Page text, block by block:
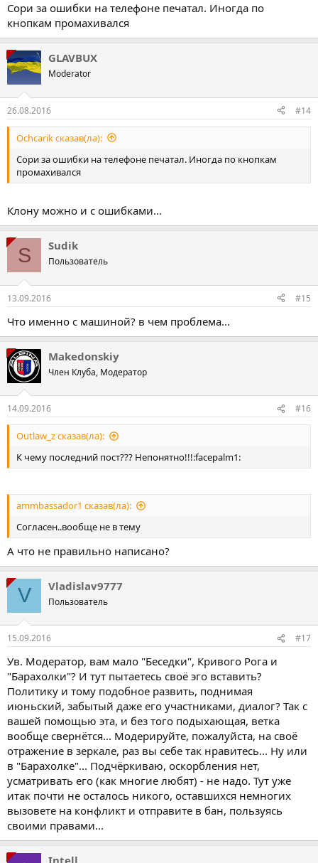
Сори за ошибки на телефоне печатал. Иногда по
кнопкам промахивался
GLAVBUX
Moderator
26.08.2016 #14
Ochcarik сказав(ла):
Сори за ошибки на телефоне печатал. Иногда по кнопкам
промахивался
Клону можно и с ошибками...
S Sudik
Пользователь
13.09.2016 #15
Что именно с машиной? в чем проблема...
Makedonskiy
Член Клуба, Модератор
14.09.2016 #16
Outlaw_z сказав(ла):
К чему последний пост??? Непонятно!!!:facepalm1:
ammbassador1 сказав(ла):
Согласен..вообще не в тему
А что не правильно написано?
V Vladislav9777
Пользователь
15.09.2016 #17
Ув. Модератор, вам мало "Беседки", Кривого Рога и
"Барахолки"? И тут пытаетесь своё эго вставить?
Политику и тому подобное развить, поднимая
июньский, забытый даже его участниками, диалог? Так с
вашей помощью эта, и без того подыхающая, ветка
вообще свернётся... Модерируйте, пожалуйста, на своё
отражение в зеркале, раз вы себе так нравитесь... Ну или
в "Барахолке"... Подчёркиваю, оскорбления нет,
усматривать его (как многие любят) - не надо. Тут уже
итак почти не осталось никого, оставшихся немногих
вызовете на конфликт и отправите в бан, пользуясь
своими правами...
Intell